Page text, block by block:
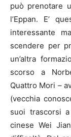
può prenotare
l’Eppan. E’
interessante
scendere per
un’altra
scorso a
Quattro Mori –
(vecchia
suoi trascorsi
cinese Wei